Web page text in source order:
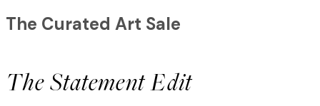
10
The Statement Edit
The Curated Art Sale